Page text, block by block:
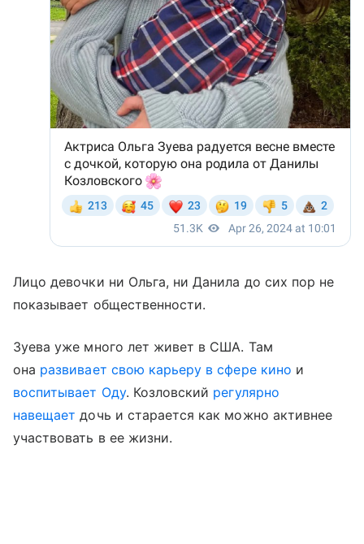
Лицо девочки ни Ольга, ни Данила до сих пор не
показывает общественности.
Зуева уже много лет живет в США. Там
она развивает свою карьеру в сфере кино и
воспитывает Оду. Козловский регулярно
навещает дочь и старается как можно активнее
участвовать в ее жизни.